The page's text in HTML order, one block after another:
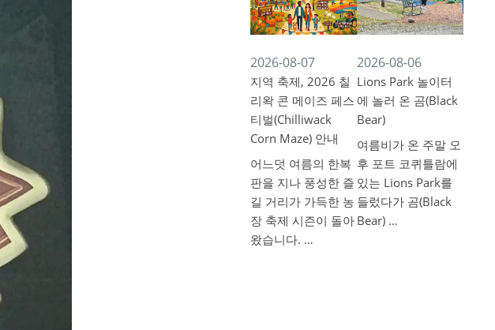
2026-08-07
지역 축제, 2026 칠
리왁 콘 메이즈 페스
티벌(Chilliwack
Corn Maze) 안내
어느덧 여름의 한복
판을 지나 풍성한 즐
길 거리가 가득한 농
장 축제 시즌이 돌아
왔습니다. …
2026-08-06
Lions Park 놀이터
에 놀러 온 곰(Black
Bear)
여름비가 온 주말 오
후 포트 코퀴틀람에
있는 Lions Park를
들렀다가 곰(Black
Bear) …